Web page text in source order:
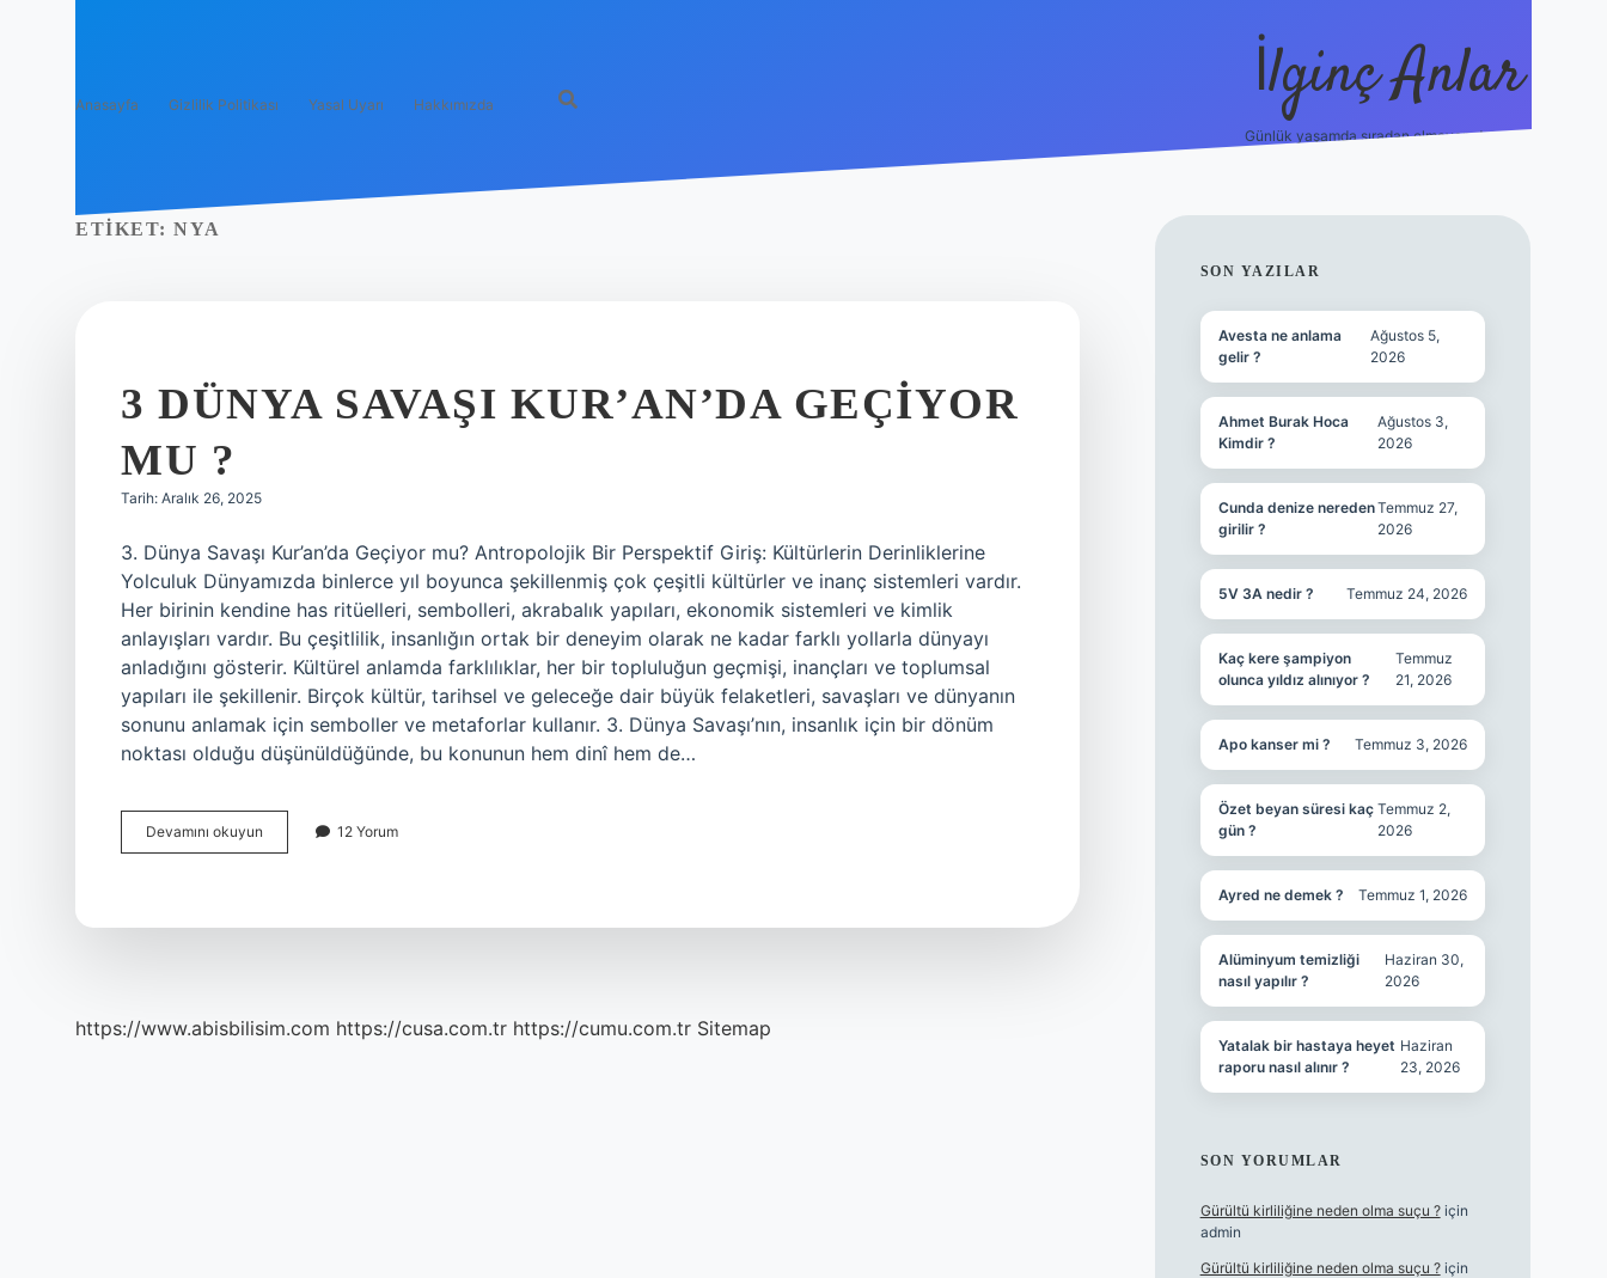
Anasayfa Gizlilik Politikası Yasal Uyarı Hakkımızda İlginç Anlar
Günlük yaşamda sıradan olmayan detaylar.
ETIKET: NYA
3 DÜNYA SAVAŞI KUR’AN’DA GEÇIYOR
MU ?
Tarih: Aralık 26, 2025
3. Dünya Savaşı Kur’an’da Geçiyor mu? Antropolojik Bir Perspektif Giriş: Kültürlerin Derinliklerine
Yolculuk Dünyamızda binlerce yıl boyunca şekillenmiş çok çeşitli kültürler ve inanç sistemleri vardır.
Her birinin kendine has ritüelleri, sembolleri, akrabalık yapıları, ekonomik sistemleri ve kimlik
anlayışları vardır. Bu çeşitlilik, insanlığın ortak bir deneyim olarak ne kadar farklı yollarla dünyayı
anladığını gösterir. Kültürel anlamda farklılıklar, her bir topluluğun geçmişi, inançları ve toplumsal
yapıları ile şekillenir. Birçok kültür, tarihsel ve geleceğe dair büyük felaketleri, savaşları ve dünyanın
sonunu anlamak için semboller ve metaforlar kullanır. 3. Dünya Savaşı’nın, insanlık için bir dönüm
noktası olduğu düşünüldüğünde, bu konunun hem dinî hem de…
Devamını okuyun
Dünya
12 Yorum
https://www.abisbilisim.com https://cusa.com.tr https://cumu.com.tr Sitemap
SIDEBAR
SON YAZILAR
Avesta ne anlama
gelir ?
Ağustos 5,
2026
Ahmet Burak Hoca
Kimdir ?
Ağustos 3,
2026
Cunda denize nereden
girilir ?
Temmuz 27,
2026
5V 3A nedir ? Temmuz 24, 2026
Kaç kere şampiyon
olunca yıldız alınıyor ?
Temmuz
21, 2026
Apo kanser mi ? Temmuz 3, 2026
Özet beyan süresi kaç
gün ?
Temmuz 2,
2026
Ayred ne demek ? Temmuz 1, 2026
Alüminyum temizliği
nasıl yapılır ?
Haziran 30,
2026
Yatalak bir hastaya heyet
raporu nasıl alınır ?
Haziran
23, 2026
SON YORUMLAR
Gürültü kirliliğine neden olma suçu ?için
admin
Gürültü kirliliğine neden olma suçu ?için